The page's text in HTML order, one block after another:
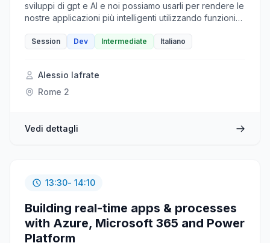
sviluppi di gpt e AI e noi possiamo usarli per rendere le
nostre applicazioni più intelligenti utilizzando funzioni
rimozione dello sfondo dalle immagini o la sintesi del
andremo a vedere come potenziare le nostre
applicazioni per mobile sviluppate con Maui con
Session Dev Intermediate Italiano
Alessio Iafrate
Rome 2
Vedi dettagli
13:30- 14:10
Building real-time apps & processes
with Azure, Microsoft 365 and Power
Platform